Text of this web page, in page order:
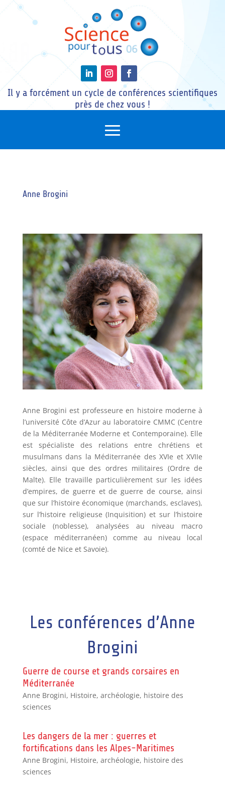
Il y a forcément un cycle de conférences scientifiques
près de chez vous !
Anne Brogini
Anne Brogini est professeure en histoire moderne à
l’université Côte d’Azur au laboratoire CMMC (Centre
de la Méditerranée Moderne et Contemporaine). Elle
est spécialiste des relations entre chrétiens et
musulmans dans la Méditerranée des XVIe et XVIIe
siècles, ainsi que des ordres militaires (Ordre de
Malte). Elle travaille particulièrement sur les idées
d’empires, de guerre et de guerre de course, ainsi
que sur l’histoire économique (marchands, esclaves),
sur l’histoire religieuse (Inquisition) et sur l’histoire
sociale (noblesse), analysées au niveau macro
(espace méditerranéen) comme au niveau local
(comté de Nice et Savoie).
Les conférences d’Anne
Brogini
Guerre de course et grands corsaires en
Méditerranée
Anne Brogini, Histoire, archéologie, histoire des
sciences
Les dangers de la mer : guerres et
fortifications dans les Alpes-Maritimes
Anne Brogini, Histoire, archéologie, histoire des
sciences